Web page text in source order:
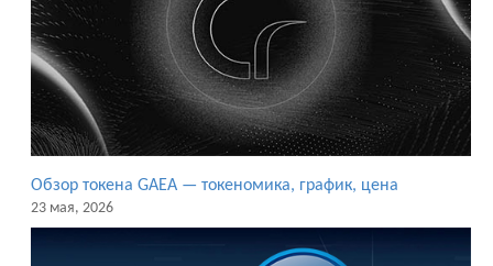
Обзор токена GAEA — токеномика, график, цена
23 мая, 2026